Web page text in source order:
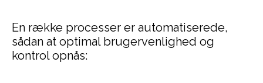
En række processer er automatiserede,
sådan at optimal brugervenlighed og
kontrol opnås: